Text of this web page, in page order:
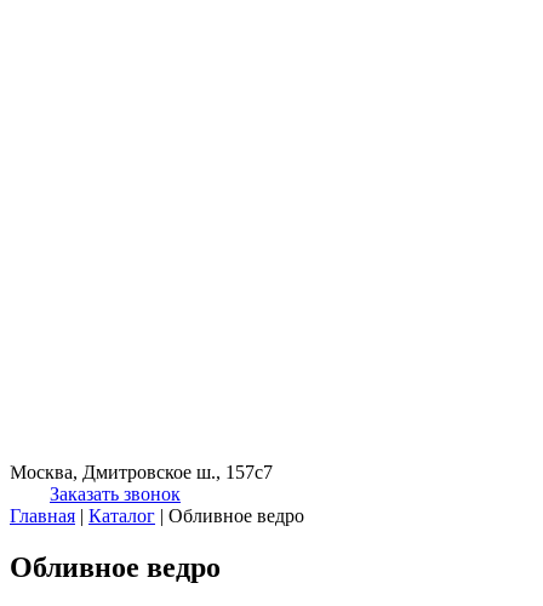
Москва, Дмитровское ш., 157с7
Заказать звонок
Главная | Каталог | Обливное ведро
Обливное ведро